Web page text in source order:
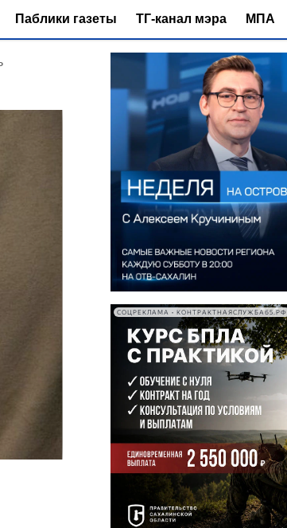
Паблики газеты ТГ-канал мэра МПА
СОЦРЕКЛАМА • КОНТРАКТНАЯСЛУЖБА65.РФ